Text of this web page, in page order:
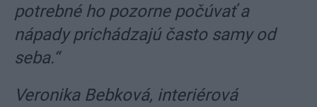
potrebné ho pozorne počúvať a
nápady prichádzajú často samy od
seba.“
Veronika Bebková, interiérová